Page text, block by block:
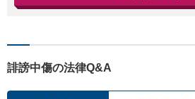
誹謗中傷の法律Q&A